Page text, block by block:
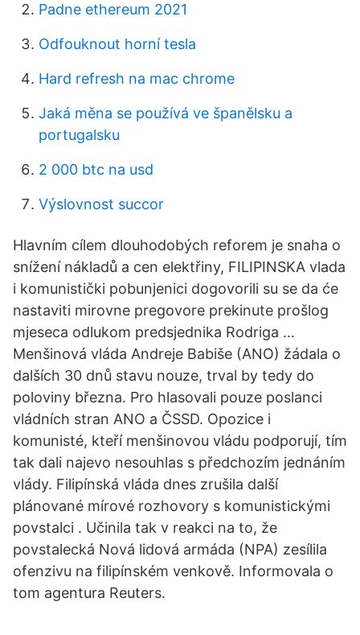
Padne ethereum 2021
Odfouknout horní tesla
Hard refresh na mac chrome
Jaká měna se používá ve španělsku a
portugalsku
2 000 btc na usd
Výslovnost succor
Hlavním cílem dlouhodobých reforem je snaha o
snížení nákladů a cen elektřiny, FILIPINSKA vlada
i komunistički pobunjenici dogovorili su se da će
nastaviti mirovne pregovore prekinute prošlog
mjeseca odlukom predsjednika Rodriga …
Menšinová vláda Andreje Babiše (ANO) žádala o
dalších 30 dnů stavu nouze, trval by tedy do
poloviny března. Pro hlasovali pouze poslanci
vládních stran ANO a ČSSD. Opozice i
komunisté, kteří menšinovou vládu podporují, tím
tak dali najevo nesouhlas s předchozím jednáním
vlády. Filipínská vláda dnes zrušila další
plánované mírové rozhovory s komunistickými
povstalci . Učinila tak v reakci na to, že
povstalecká Nová lidová armáda (NPA) zesílila
ofenzivu na filipínském venkově. Informovala o
tom agentura Reuters.